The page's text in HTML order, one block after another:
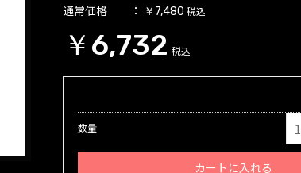
通常価格 ￥7,480 税込
￥6,732 税込
数量
カートに入れる